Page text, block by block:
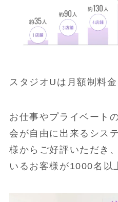
スタジオUは月額制料金
お仕事やプライベート
会が自由に出来るシス
様からご好評いただき
いるお客様が1000名以